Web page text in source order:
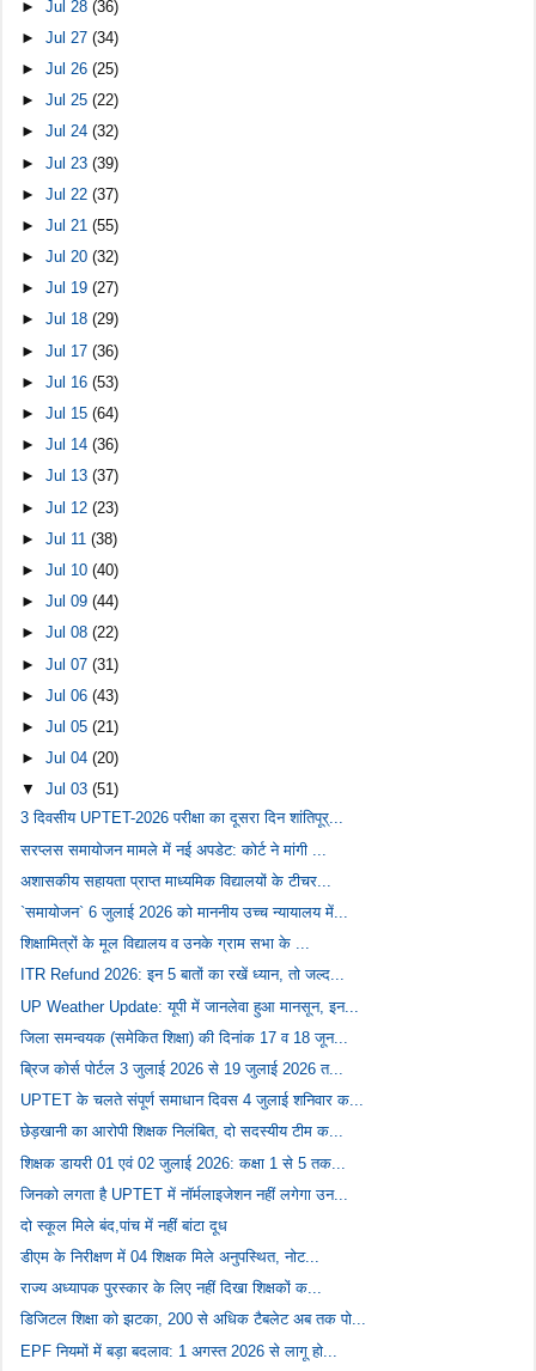
►Jul 28(36)
►Jul 27(34)
►Jul 26(25)
►Jul 25(22)
►Jul 24(32)
►Jul 23(39)
►Jul 22(37)
►Jul 21(55)
►Jul 20(32)
►Jul 19(27)
►Jul 18(29)
►Jul 17(36)
►Jul 16(53)
►Jul 15(64)
►Jul 14(36)
►Jul 13(37)
►Jul 12(23)
►Jul 11(38)
►Jul 10(40)
►Jul 09(44)
►Jul 08(22)
►Jul 07(31)
►Jul 06(43)
►Jul 05(21)
►Jul 04(20)
▼Jul 03(51)
3 दिवसीय UPTET-2026 परीक्षा का दूसरा दिन शांतिपूर्...
सरप्लस समायोजन मामले में नई अपडेट: कोर्ट ने मांगी ...
अशासकीय सहायता प्राप्त माध्यमिक विद्यालयों के टीचर...
`समायोजन` 6 जुलाई 2026 को माननीय उच्च न्यायालय में...
शिक्षामित्रों के मूल विद्यालय व उनके ग्राम सभा के ...
ITR Refund 2026: इन 5 बातों का रखें ध्यान, तो जल्द...
UP Weather Update: यूपी में जानलेवा हुआ मानसून, इन...
जिला समन्वयक (समेकित शिक्षा) की दिनांक 17 व 18 जून...
ब्रिज कोर्स पोर्टल 3 जुलाई 2026 से 19 जुलाई 2026 त...
UPTET के चलते संपूर्ण समाधान दिवस 4 जुलाई शनिवार क...
छेड़खानी का आरोपी शिक्षक निलंबित, दो सदस्यीय टीम क...
शिक्षक डायरी 01 एवं 02 जुलाई 2026: कक्षा 1 से 5 तक...
जिनको लगता है UPTET में नॉर्मलाइजेशन नहीं लगेगा उन...
दो स्कूल मिले बंद,पांच में नहीं बांटा दूध
डीएम के निरीक्षण में 04 शिक्षक मिले अनुपस्थित, नोट...
राज्य अध्यापक पुरस्कार के लिए नहीं दिखा शिक्षकों क...
डिजिटल शिक्षा को झटका, 200 से अधिक टैबलेट अब तक पो...
EPF नियमों में बड़ा बदलाव: 1 अगस्त 2026 से लागू हो...